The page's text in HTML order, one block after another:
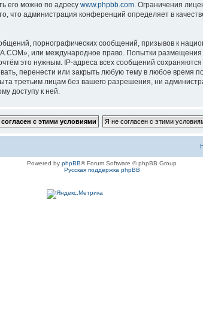
его можно по адресу www.phpbb.com. Ограничения
что администрация конференций определяет в
порнографических сообщений, призывов к
или международное право. Попытки
это нужным. IP-адреса всех сообщений
перенести или закрыть любую тему в любое время
третьим лицам без вашего разрешения, ни
доступу к ней.
Powered by phpBB® Forum Software © phpBB Group
Русская поддержка phpBB